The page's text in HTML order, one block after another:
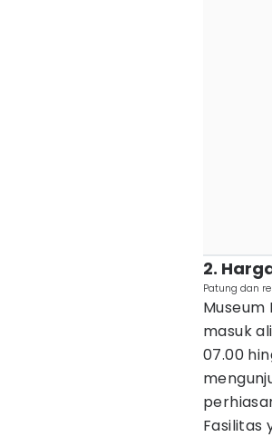
2.
Patung dan
masuk
07.00
Fasilitas